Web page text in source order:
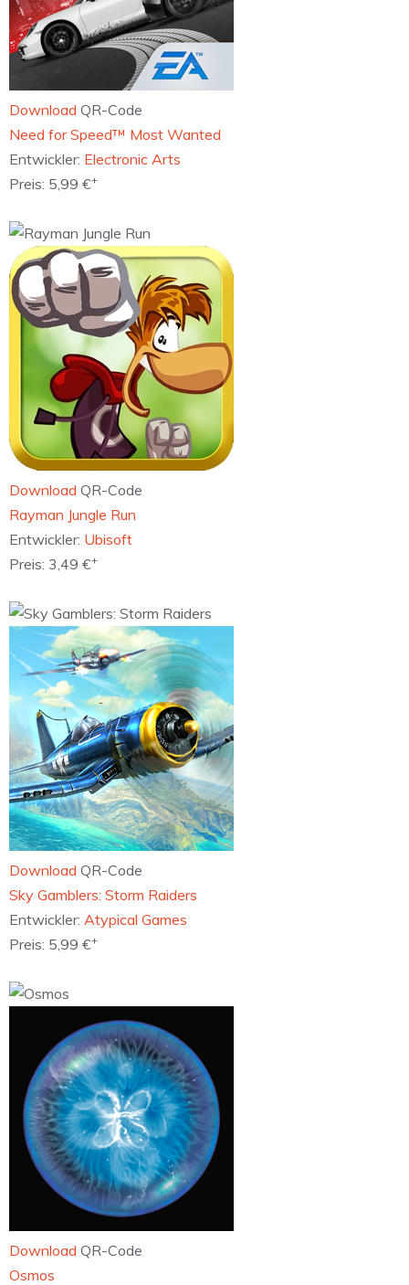
Download QR-Code
‎Need for Speed™ Most Wanted
Entwickler: Electronic Arts
Preis: 5,99 €+
Download QR-Code
‎Rayman Jungle Run
Entwickler: Ubisoft
Preis: 3,49 €+
Download QR-Code
‎Sky Gamblers: Storm Raiders
Entwickler: Atypical Games
Preis: 5,99 €+
Download QR-Code
‎Osmos